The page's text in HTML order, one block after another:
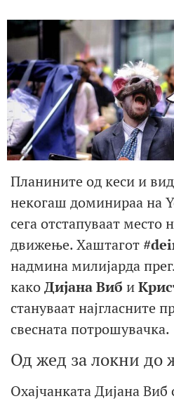
Планините од кеси и
некогаш доминираа на
сега отстапуваат место
движење. Хаштагот
надмина милијарда
какоДијана Виб и
стануваат најгласните
свесната потрошувачка.
Од жед за локни до
Охајчанката Дијана Виб